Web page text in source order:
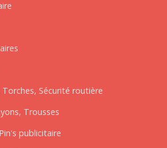
Sécurité routière
Trousses
publicitaire